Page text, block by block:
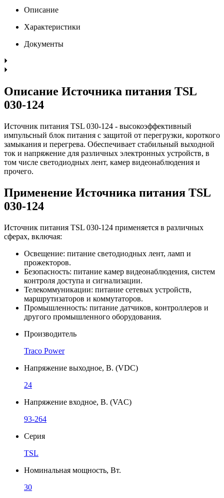
Описание
Характеристики
Документы
Описание Источника питания TSL
030-124
Источник питания TSL 030-124 - высокоэффективный
импульсный блок питания с защитой от перегрузки, короткого
замыкания и перегрева. Обеспечивает стабильный выходной
ток и напряжение для различных электронных устройств, в
том числе светодиодных лент, камер видеонаблюдения и
прочего.
Применение Источника питания TSL
030-124
Источник питания TSL 030-124 применяется в различных
сферах, включая:
Освещение: питание светодиодных лент, ламп и
прожекторов.
Безопасность: питание камер видеонаблюдения, систем
контроля доступа и сигнализации.
Телекоммуникации: питание сетевых устройств,
маршрутизаторов и коммутаторов.
Промышленность: питание датчиков, контроллеров и
другого промышленного оборудования.
Производитель
Traco Power
Напряжение выходное, В. (VDC)
24
Напряжение входное, В. (VAC)
93-264
Серия
TSL
Номинальная мощность, Вт.
30